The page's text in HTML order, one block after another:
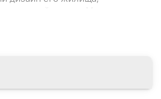
индивидуальность
стильный террариум